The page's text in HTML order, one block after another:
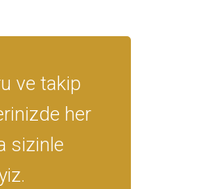
ve takip
her
sizinle